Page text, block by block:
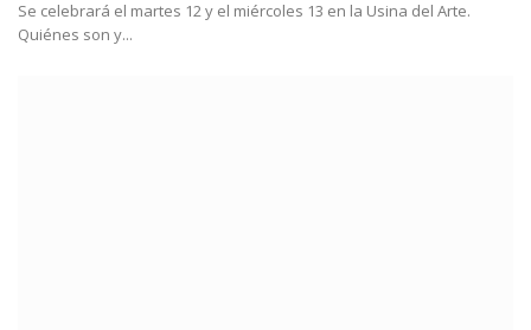
Se celebrará el martes 12 y el miércoles 13 en la Usina del Arte.
Quiénes son y...